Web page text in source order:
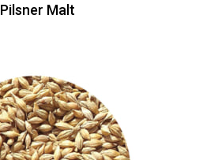
Pilsner Malt